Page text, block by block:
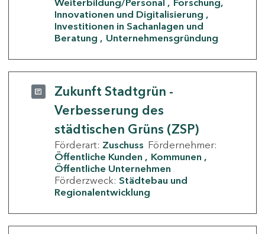
Weiterbildung/Personal
Forschung,
Innovationen und Digitalisierung
Investitionen in Sachanlagen und
Beratung
Unternehmensgründung
Zukunft Stadtgrün -
Verbesserung des
städtischen Grüns (ZSP)
Förderart: Zuschuss Fördernehmer:
Öffentliche Kunden
Kommunen
Öffentliche Unternehmen
Förderzweck: Städtebau und
Regionalentwicklung